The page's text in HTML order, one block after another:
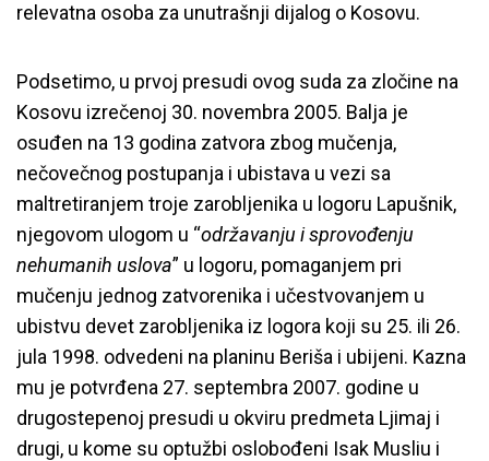
relevatna osoba za unutrašnji dijalog o Kosovu.
Podsetimo, u prvoj presudi ovog suda za zločine na
Kosovu izrečenoj 30. novembra 2005. Balja je
osuđen na 13 godina zatvora zbog mučenja,
nečovečnog postupanja i ubistava u vezi sa
maltretiranjem troje zarobljenika u logoru Lapušnik,
njegovom ulogom u “održavanju i sprovođenju
nehumanih uslova” u logoru, pomaganjem pri
mučenju jednog zatvorenika i učestvovanjem u
ubistvu devet zarobljenika iz logora koji su 25. ili 26.
jula 1998. odvedeni na planinu Beriša i ubijeni. Kazna
mu je potvrđena 27. septembra 2007. godine u
drugostepenoj presudi u okviru predmeta Ljimaj i
drugi, u kome su optužbi oslobođeni Isak Musliu i